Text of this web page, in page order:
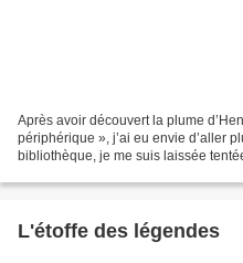
Après avoir découvert la plume
périphérique », j’ai eu envie d’aller
bibliothèque, je me suis laissée
L'étoffe des légendes